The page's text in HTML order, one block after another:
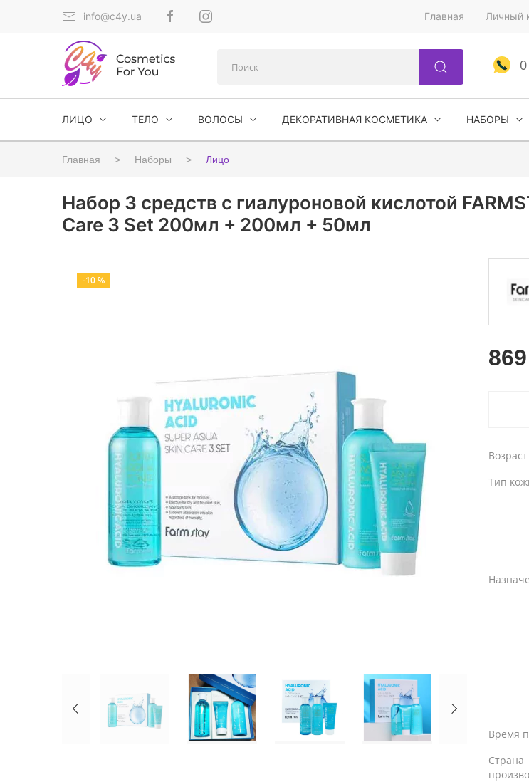
info@c4y.ua Главная Личный
ЛИЦО ТЕЛО ВОЛОСЫ ДЕКОРАТИВНАЯ КОСМЕТИКА НАБОРЫ
Главная Наборы Лицо
Набор 3 средств с гиалуроновой кислотой
Care 3 Set 200мл + 200мл + 50мл
-10 %
Возраст
Тип
Время
Страна